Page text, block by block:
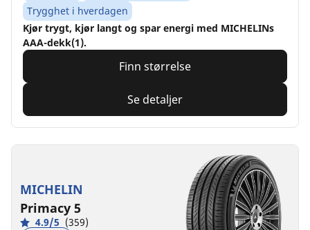
Trygghet i hverdagen
Kjør trygt, kjør langt og spar energi med MICHELINs
AAA-dekk(1).
Finn størrelse
Se detaljer
MICHELIN
Primacy 5
4.9/5 (359)